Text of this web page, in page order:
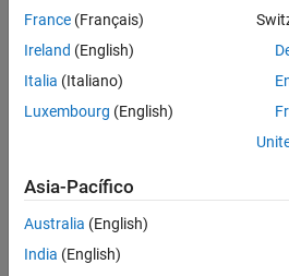
France (Français)
Ireland (English)
Italia (Italiano)
Luxembourg (English)
Asia-Pacífico
Australia (English)
India (English)